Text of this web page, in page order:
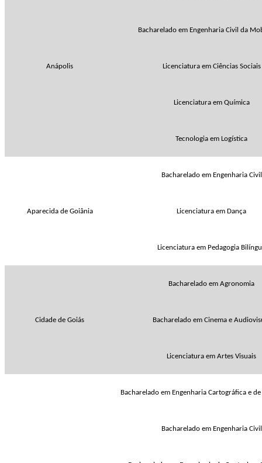
Anápolis
Bacharelado em Engenharia Civil da
Licenciatura em Ciências Sociais
Licenciatura em Química
Tecnologia em Logística
Aparecida de Goiânia
Bacharelado em Engenharia Civil
Licenciatura em Dança
Licenciatura em Pedagogia
Cidade de Goiás
Bacharelado em Agronomia
Bacharelado em Cinema e
Licenciatura em Artes Visuais
Bacharelado em Engenharia Cartográfica e
Bacharelado em Engenharia Civil